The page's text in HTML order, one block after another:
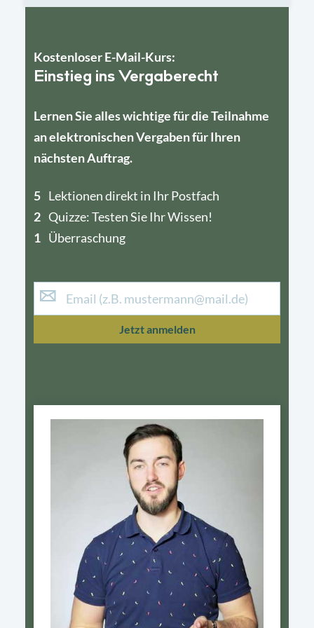
Kostenloser E-Mail-Kurs:
Einstieg ins Vergaberecht
Lernen Sie alles wichtige für die Teilnahme
an elektronischen Vergaben für Ihren
nächsten Auftrag.
5 Lektionen direkt in Ihr Postfach
2 Quizze: Testen Sie Ihr Wissen!
1 Überraschung
4
1
Jetzt anmelden